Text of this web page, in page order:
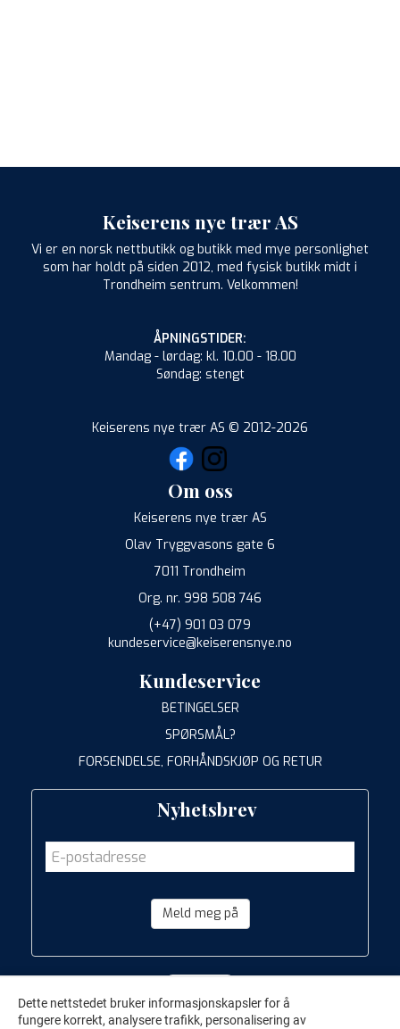
Keiserens nye trær AS
Vi er en norsk nettbutikk og butikk med mye personlighet
som har holdt på siden 2012, med fysisk butikk midt i
Trondheim sentrum. Velkommen!
ÅPNINGSTIDER:
Mandag - lørdag: kl. 10.00 - 18.00
Søndag: stengt
Keiserens nye trær AS © 2012-2026
Om oss
Keiserens nye trær AS
Olav Tryggvasons gate 6
7011 Trondheim
Org. nr. 998 508 746
(+47) 901 03 079
kundeservice@keiserensnye.no
Kundeservice
BETINGELSER
SPØRSMÅL?
FORSENDELSE, FORHÅNDSKJØP OG RETUR
Nyhetsbrev
Meld meg på
Dette nettstedet bruker informasjonskapsler for å
fungere korrekt, analysere trafikk, personalisering av